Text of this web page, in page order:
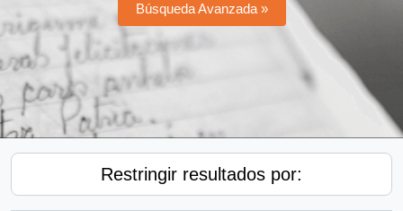
Búsqueda Avanzada »
Restringir resultados por: